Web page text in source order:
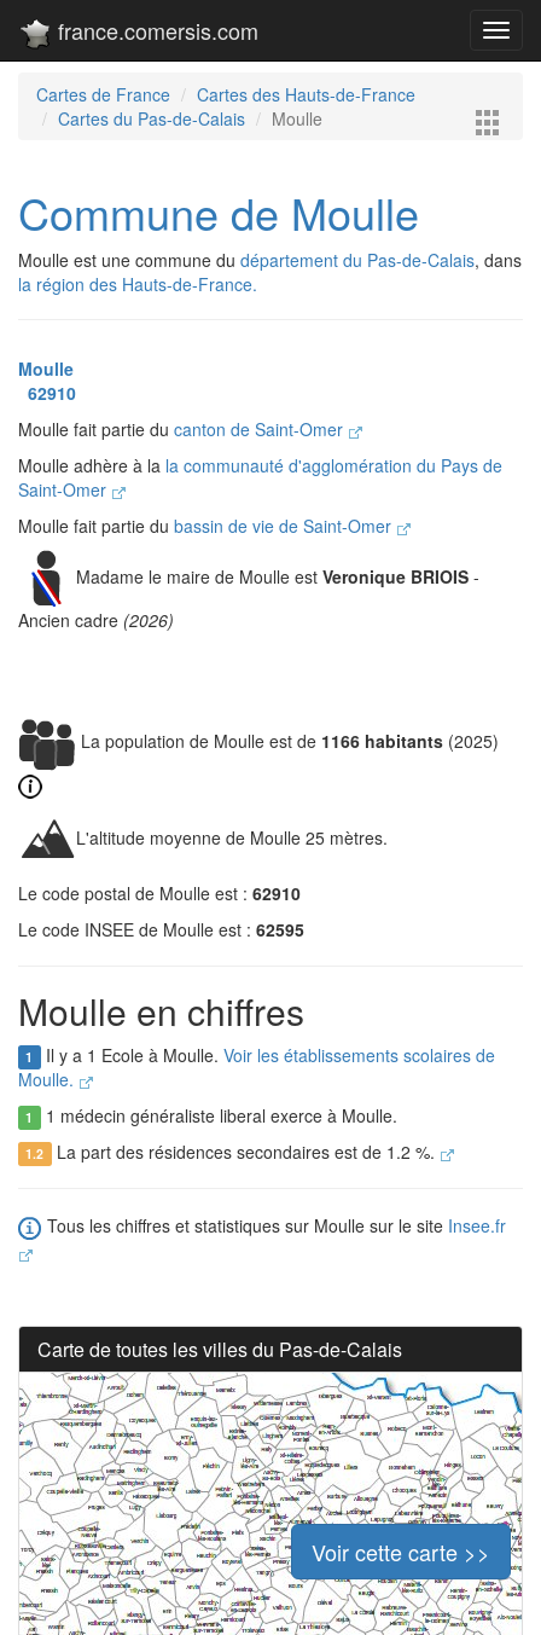
france.comersis.com
Cartes de France
Cartes des Hauts-de-France
Cartes du Pas-de-Calais
Moulle
Commune de Moulle
Moulle est une commune du département du Pas-de-Calais, dans
la région des Hauts-de-France.
Moulle
62910
Moulle fait partie du canton de Saint-Omer
Moulle adhère à la la communauté d'agglomération du Pays de
Saint-Omer
Moulle fait partie du bassin de vie de Saint-Omer
Madame le maire de Moulle est Veronique BRIOIS -
Ancien cadre (2026)
La population de Moulle est de 1166 habitants (2025)
L'altitude moyenne de Moulle 25 mètres.
Le code postal de Moulle est : 62910
Le code INSEE de Moulle est : 62595
Moulle en chiffres
1 Il y a 1 Ecole à Moulle. Voir les établissements scolaires de
Moulle.
1 1 médecin généraliste liberal exerce à Moulle.
1.2 La part des résidences secondaires est de 1.2 %.
Tous les chiffres et statistiques sur Moulle sur le site Insee.fr
Carte de toutes les villes du Pas-de-Calais
Voir cette carte >>